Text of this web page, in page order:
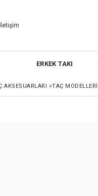
İletişim
ERKEK TAKI
AKSESUARLARI >TAÇ MODELLERI